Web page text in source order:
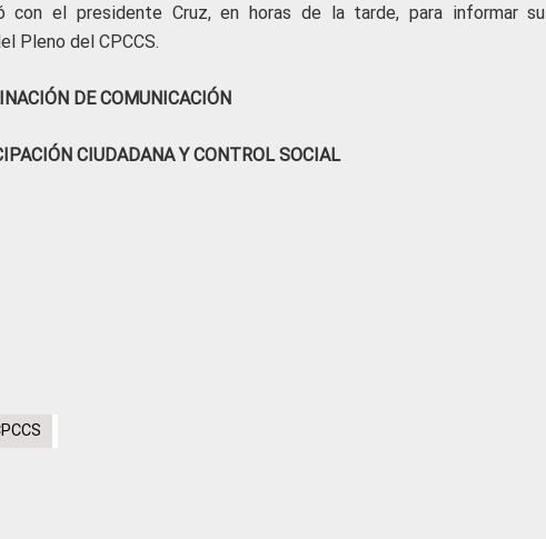
con el presidente Cruz, en horas de la tarde, para informar su
Pleno del CPCCS.
DE COMUNICACIÓN
CIUDADANA Y CONTROL SOCIAL